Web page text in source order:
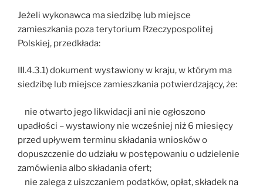
Jeżeli wykonawca ma siedzibę lub miejsce
zamieszkania poza terytorium Rzeczypospolitej
Polskiej, przedkłada:
III.4.3.1) dokument wystawiony w kraju, w którym ma
siedzibę lub miejsce zamieszkania potwierdzający, że:
nie otwarto jego likwidacji ani nie ogłoszono
upadłości – wystawiony nie wcześniej niż 6 miesięcy
przed upływem terminu składania wniosków o
dopuszczenie do udziału w postępowaniu o udzielenie
zamówienia albo składania ofert;
nie zalega z uiszczaniem podatków, opłat, składek na